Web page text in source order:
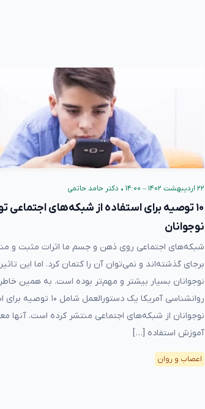
۲۲ اردیبهشت ۱۴۰۲ – ۱۴:۰۰ • دکتر حامد حاتمی
۱۰ توصیه برای استفاده از شبکه‌های اجتماعی
نوجوانان
شبکه‌های اجتماعی روی ذهن و جسم ما اثرات مثبت و
برجای گذشته‌اند و نمی‌توان آن را کتمان کرد. اما این
نوجوانان بسیار بیشتر و مهم‌تر بوده است. به همین
روانشناسی آمریکا یک دستورالعمل شامل
نوجوانان از شبکه‌های اجتماعی منتشر کرده است. آنها
آموزش استفاده […]
اعصاب و روان